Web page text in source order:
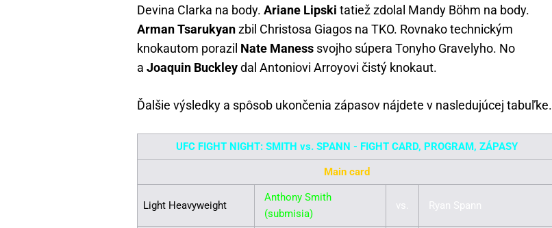
Devina Clarka na body. Ariane Lipski tatiež zdolal Mandy Böhm na body.
Arman Tsarukyanzbil Christosa Giagos na TKO. Rovnako technickým
knokautom porazil Nate Maness svojho súpera Tonyho Gravelyho. No
a Joaquin Buckleydal Antoniovi Arroyovi čistý knokaut.
Ďalšie výsledky a spôsob ukončenia zápasov nájdete v nasledujúcej tabuľke.
UFC FIGHT NIGHT: SMITH vs. SPANN - FIGHT CARD, PROGRAM, ZÁPASY
Main card
Light Heavyweight
Anthony Smith
(submisia)
vs. Ryan Spann